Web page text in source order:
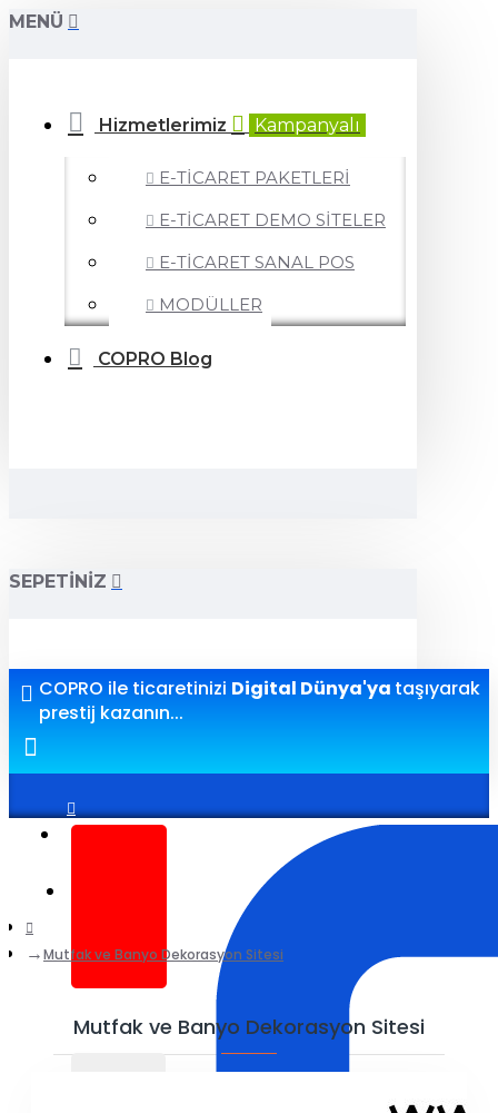
MENÜ
Hizmetlerimiz Kampanyalı
E-TİCARET PAKETLERİ
E-TİCARET DEMO SİTELER
E-TİCARET SANAL POS
MODÜLLER
COPRO Blog
SEPETINIZ
COPRO ile ticaretinizi Digital Dünya'ya taşıyarak
prestij kazanın...
Giriş yap
Mutfak ve Banyo Dekorasyon Sitesi
Mutfak ve Banyo Dekorasyon Sitesi